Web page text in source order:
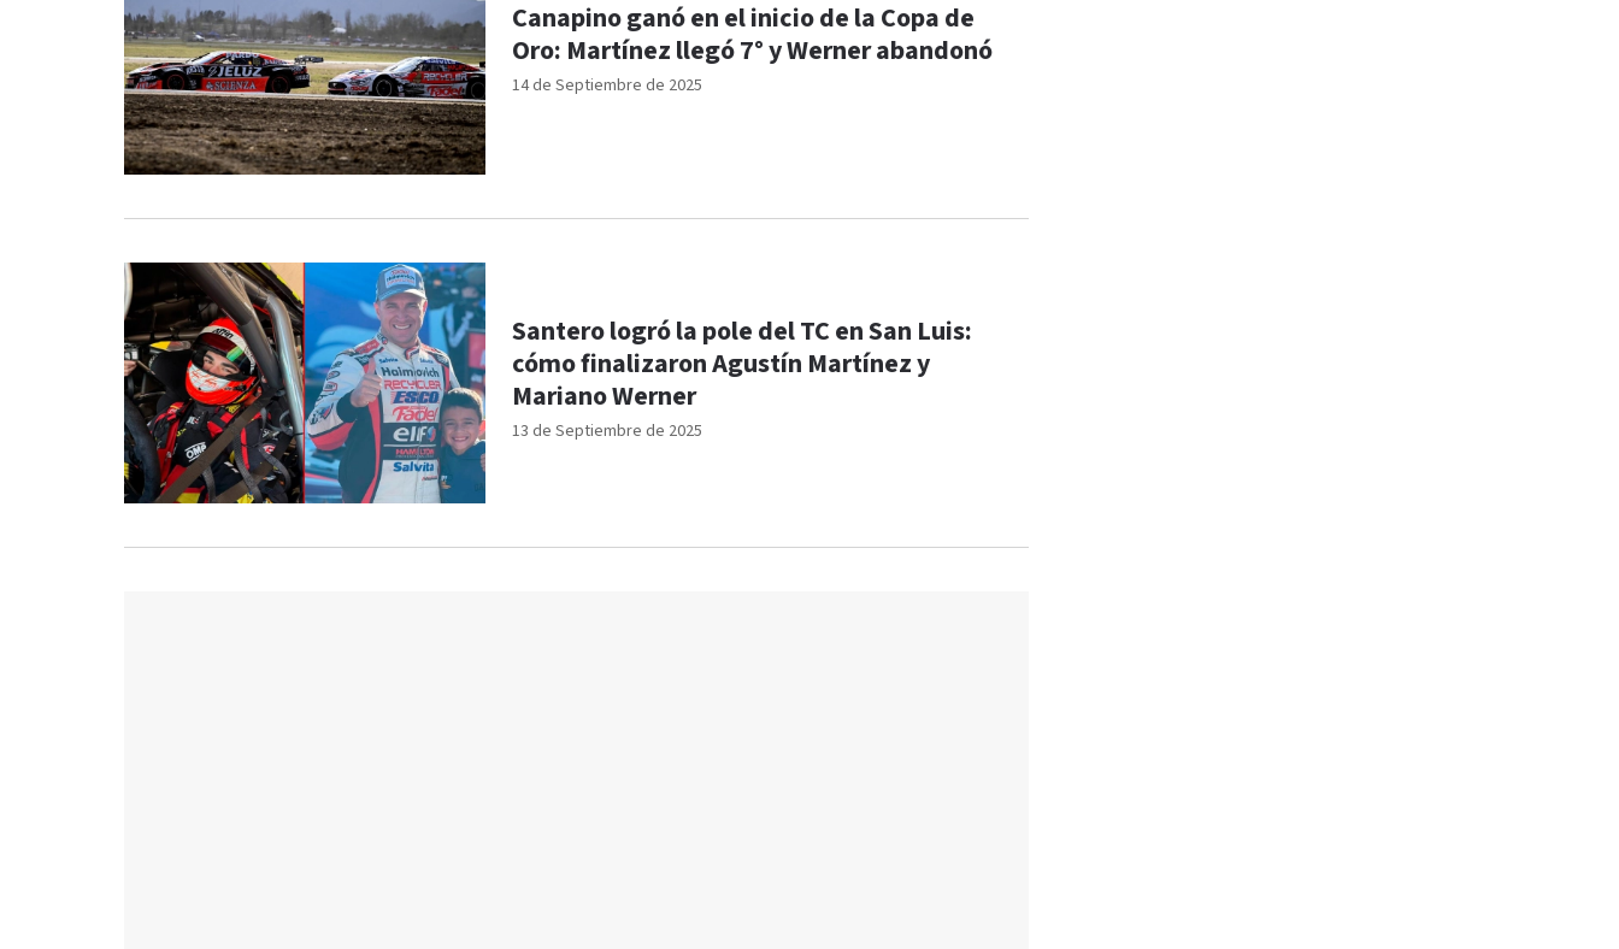
14 de Septiembre de 2025
Canapino ganó en el inicio de la Copa de
Oro: Martínez llegó 7° y Werner abandonó
13 de Septiembre de 2025
Santero logró la pole del TC en San Luis:
cómo finalizaron Agustín Martínez y
Mariano Werner